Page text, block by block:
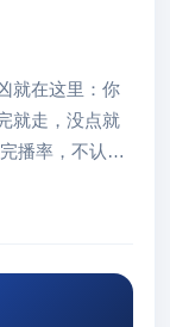
就在这里：你
就走，没点就
播率，不认